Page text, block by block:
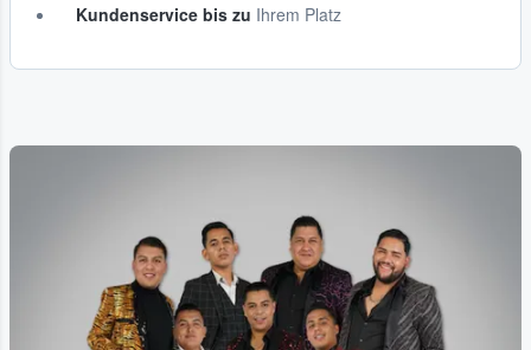
Kundenservice bis zu Ihrem Platz